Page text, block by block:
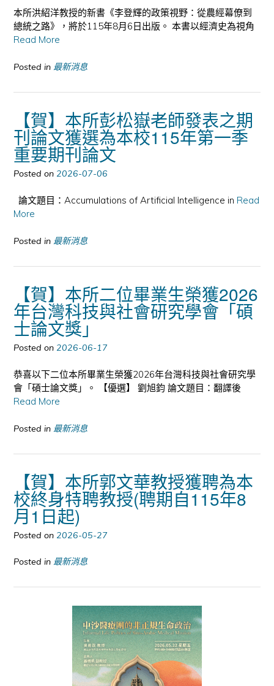
本所洪紹洋教授的新書《李登輝的政策視野：從農經幕僚到
總統之路》，將於115年8月6日出版。 本書以經濟史為視角
Read More
Posted in 最新消息
【賀】本所彭松嶽老師發表之期
刊論文獲選為本校115年第一季
重要期刊論文
Posted on 2026-07-06
論文題目：Accumulations of Artificial Intelligence in Read
More
Posted in 最新消息
【賀】本所二位畢業生榮獲2026
年台灣科技與社會研究學會「碩
士論文獎」
Posted on 2026-06-17
恭喜以下二位本所畢業生榮獲2026年台灣科技與社會研究學
會「碩士論文獎」。 【優選】 劉旭鈞 論文題目：翻譯後
Read More
Posted in 最新消息
【賀】本所郭文華教授獲聘為本
校終身特聘教授(聘期自115年8
月1日起)
Posted on 2026-05-27
Posted in 最新消息